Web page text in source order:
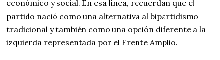
económico y social. En esa línea, recuerdan que el
partido nació como una alternativa al bipartidismo
tradicional y también como una opción diferente a la
izquierda representada por el Frente Amplio.